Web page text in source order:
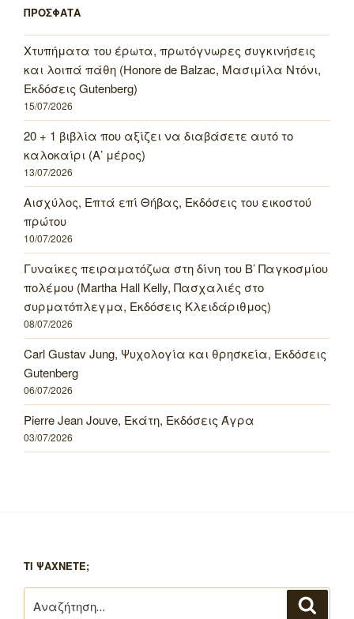
ΠΡΟΣΦΑΤΑ
Χτυπήματα του έρωτα, πρωτόγνωρες συγκινήσεις
και λοιπά πάθη (Honore de Balzac, Μασιμίλα Ντόνι,
Εκδόσεις Gutenberg)
15/07/2026
20 + 1 βιβλία που αξίζει να διαβάσετε αυτό το
καλοκαίρι (Α’ μέρος)
13/07/2026
Αισχύλος, Επτά επί Θήβας, Εκδόσεις του εικοστού
πρώτου
10/07/2026
Γυναίκες πειραματόζωα στη δίνη του Β’ Παγκοσμίου
πολέμου (Martha Hall Kelly, Πασχαλιές στο
συρματόπλεγμα, Εκδόσεις Κλειδάριθμος)
08/07/2026
Carl Gustav Jung, Ψυχολογία και θρησκεία, Εκδόσεις
Gutenberg
06/07/2026
Pierre Jean Jouve, Εκάτη, Εκδόσεις Άγρα
03/07/2026
ΤΙ ΨΑΧΝΕΤΕ;
για: